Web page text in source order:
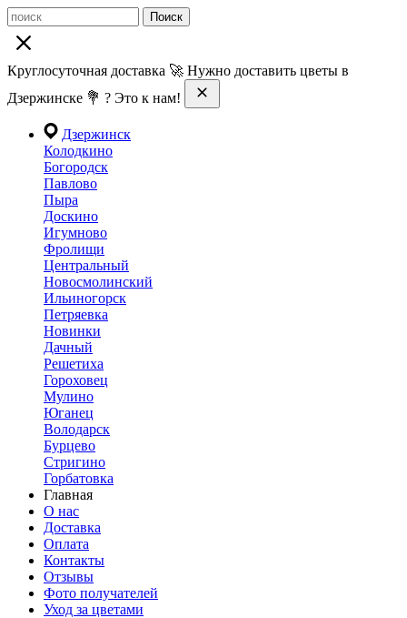
Поиск
Круглосуточная доставка 🚀 Нужно доставить цветы в
Дзержинске 💐 ? Это к нам!
Дзержинск
Колодкино
Богородск
Павлово
Пыра
Доскино
Игумново
Фролищи
Центральный
Новосмолинский
Ильиногорск
Петряевка
Новинки
Дачный
Решетиха
Гороховец
Мулино
Юганец
Володарск
Бурцево
Стригино
Горбатовка
Главная
О нас
Доставка
Оплата
Контакты
Отзывы
Фото получателей
Уход за цветами